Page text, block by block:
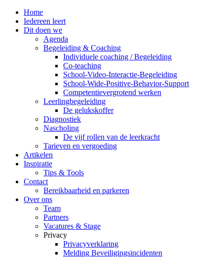
Home
Iedereen leert
Dit doen we
Agenda
Begeleiding & Coaching
Individuele coaching / Begeleiding
Co-teaching
School-Video-Interactie-Begeleiding
School-Wide-Positive-Behavior-Support
Competentievergrotend werken
Leerlingbegeleiding
De gelukskoffer
Diagnostiek
Nascholing
De vijf rollen van de leerkracht
Tarieven en vergoeding
Artikelen
Inspiratie
Tips & Tools
Contact
Bereikbaarheid en parkeren
Over ons
Team
Partners
Vacatures & Stage
Privacy
Privacyverklaring
Melding Beveiligingsincidenten